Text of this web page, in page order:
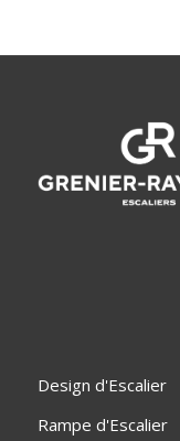
Design d'Escalier
Rampe d'Escalier